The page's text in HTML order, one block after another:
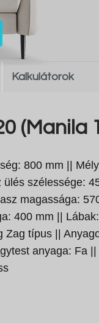
Kalkulátorok
(Manila
800 mm ||
szélessége:
magassága:
400 mm ||
Zag típus ||
anyaga: Fa